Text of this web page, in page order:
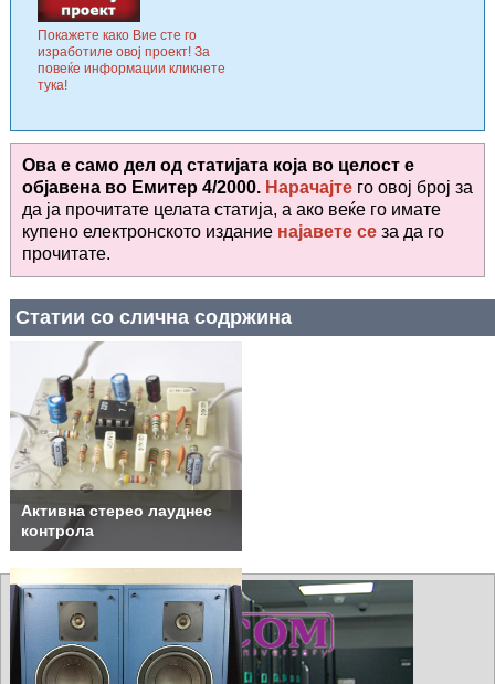
Покажете како Вие сте го
изработиле овој проект! За
повеќе информации кликнете
тука!
Ова е само дел од статијата која во целост е
објавена во Емитер 4/2000. Нарачајте го овој број за
да ја прочитате целата статија, а ако веќе го имате
купено електронското издание најавете се за да го
прочитате.
Статии со слична содржина
Активна стерео лауднес
контрола